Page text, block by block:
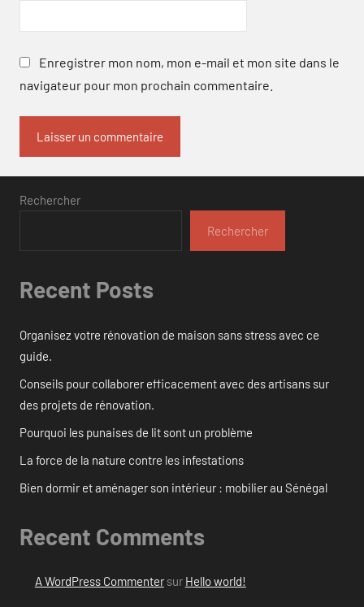
Enregistrer mon nom, mon e-mail et mon site dans le
navigateur pour mon prochain commentaire.
Rechercher
Rechercher
Recent Posts
Organisez votre rénovation de maison sans stress avec ce
guide.
Conseils pour collaborer efficacement avec des artisans sur
des projets de rénovation.
Pourquoi les punaises de lit sont un problème
La force de la nature contre les infestations
Bien dormir et aménager son intérieur : mobilier au Sénégal
Recent Comments
A WordPress Commentersur Hello world!